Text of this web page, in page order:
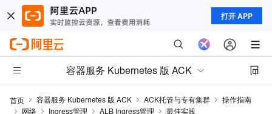
打开 APP
容器服务 Kubernetes 版 ACK
首页 容器服务 Kubernetes 版 ACK ACK托管与专有集群
操作指南
网络
Ingress管理 ALB Ingress管理
最佳实践